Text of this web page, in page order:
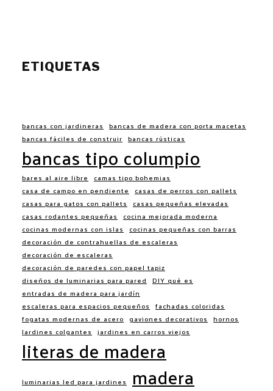
ETIQUETAS
bancas con jardineras bancas de madera con porta macetas
bancas fáciles de construir bancas rústicas
bancas tipo columpio
bares al aire libre
camas tipo bohemias
casa de campo en pendiente
casas de perros con pallets
casas para gatos con pallets
casas pequeñas elevadas
casas rodantes pequeñas
cocina mejorada moderna
cocinas modernas con islas
cocinas pequeñas con barras
decoración de contrahuellas de escaleras
decoración de escaleras
decoración de paredes con papel tapiz
diseños de luminarias para pared DIY qué es
entradas de madera para jardín
escaleras para espacios pequeños fachadas coloridas
fogatas modernas de acero gaviones decorativos hornos
Jardines colgantes jardines en carros viejos
literas de madera
luminarias led para jardines madera